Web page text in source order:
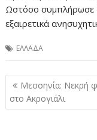
Ωστόσο συμπλήρωσε
εξαιρετικά
ΕΛΛΑΔΑ
Πλοήγηση
άρθρων
Μεσσηνία: Νεκρή
στο Ακρογιάλι